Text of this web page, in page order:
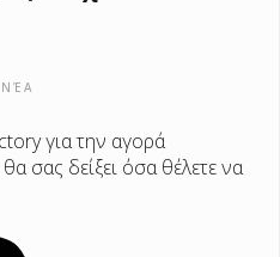
ΝΈΑ
για την αγορά
σας δείξει όσα θέλετε να